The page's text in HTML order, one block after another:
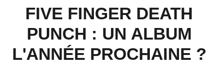
FIVE FINGER DEATH
PUNCH : UN ALBUM
L'ANNÉE PROCHAINE ?